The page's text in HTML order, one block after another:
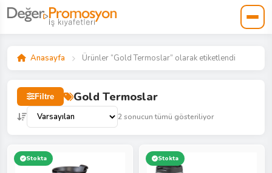
Anasayfa Ürünler “Gold Termoslar” olarak etiketlendi
Filtre Gold Termoslar
2 sonucun tümü gösteriliyor
Stokta Stokta